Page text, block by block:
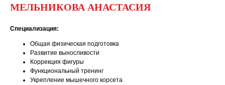
МЕЛЬНИКОВА АНАСТАСИЯ
Специализация:
Общая физическая подготовка
Развитие выносливости
Коррекция фигуры
Функциональный тренинг
Укрепление мышечного корсета